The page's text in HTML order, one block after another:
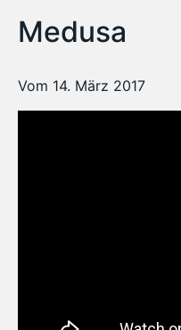
Medusa
Vom 14. März 2017